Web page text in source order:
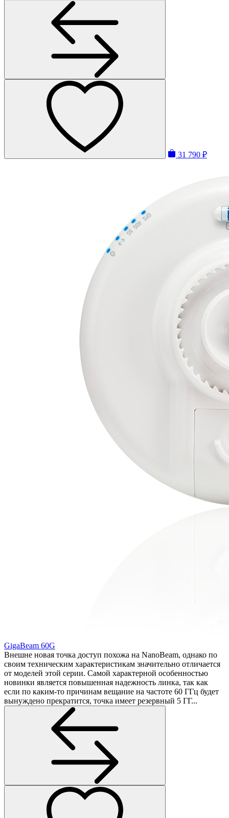
31 790 ₽
GigaBeam 60G
Внешне новая точка доступ похожа на NanoBeam, однако по
своим техническим характеристикам значительно отличается
от моделей этой серии. Самой характерной особенностью
новинки является повышенная надежность линка, так как
если по каким-то причинам вещание на частоте 60 ГГц будет
вынуждено прекратится, точка имеет резервный 5 ГГ...